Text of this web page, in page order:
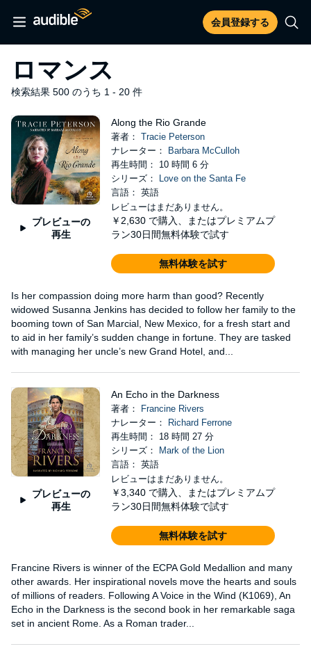
会員登録する
ロマンス
検索結果 500 のうち 1 - 20 件
プレビューの
再生
Along the Rio Grande
著者： Tracie Peterson
ナレーター：
Barbara McCulloh
再生時間： 10 時間 6 分
シリーズ：
Love on the Santa Fe
言語： 英語
レビューはまだありません。
￥2,630 で購入、またはプレミアムプ
ラン30日間無料体験で試す
無料体験を試す
Is her compassion doing more harm than good? Recently
widowed Susanna Jenkins has decided to follow her family to the
booming town of San Marcial, New Mexico, for a fresh start and
to aid in her family’s sudden change in fortune. They are tasked
with managing her uncle’s new Grand Hotel, and...
プレビューの
再生
An Echo in the Darkness
著者：
Francine Rivers
ナレーター：
Richard Ferrone
再生時間： 18 時間 27 分
シリーズ：
Mark of the Lion
言語： 英語
レビューはまだありません。
￥3,340 で購入、またはプレミアムプ
ラン30日間無料体験で試す
無料体験を試す
Francine Rivers is winner of the ECPA Gold Medallion and many
other awards. Her inspirational novels move the hearts and souls
of millions of readers. Following A Voice in the Wind (K1069), An
Echo in the Darkness is the second book in her remarkable saga
set in ancient Rome. As a Roman trader...